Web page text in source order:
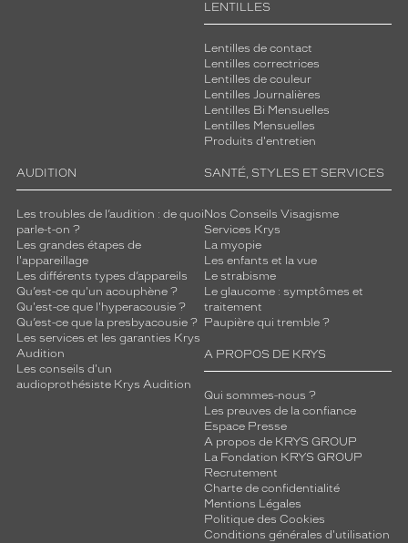
LENTILLES
Lentilles de contact
Lentilles correctrices
Lentilles de couleur
Lentilles Journalières
Lentilles Bi Mensuelles
Lentilles Mensuelles
Produits d'entretien
AUDITION
Les troubles de l’audition : de quoi
parle-t-on ?
Les grandes étapes de
l'appareillage
Les différents types d’appareils
Qu’est-ce qu'un acouphène ?
Qu'est-ce que l'hyperacousie ?
Qu’est-ce que la presbyacousie ?
Les services et les garanties Krys
Audition
Les conseils d'un
audioprothésiste Krys Audition
SANTÉ, STYLES ET SERVICES
Nos Conseils Visagisme
Services Krys
La myopie
Les enfants et la vue
Le strabisme
Le glaucome : symptômes et
traitement
Paupière qui tremble ?
A PROPOS DE KRYS
Qui sommes-nous ?
Les preuves de la confiance
Espace Presse
A propos de KRYS GROUP
La Fondation KRYS GROUP
Recrutement
Charte de confidentialité
Mentions Légales
Politique des Cookies
Conditions générales d'utilisation